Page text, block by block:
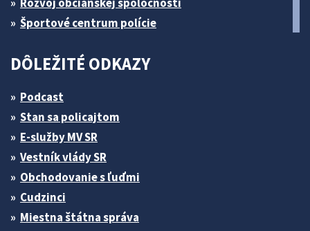
Športové centrum polície
DÔLEŽITÉ ODKAZY
Podcast
Stan sa policajtom
E-služby MV SR
Vestník vlády SR
Obchodovanie s ľuďmi
Cudzinci
Miestna štátna správa